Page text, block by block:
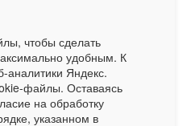
доступна на сайте
для рекламодателей по запросу
чтобы сделать
удобным. К
аналитики Яндекс.
файлы. Оставаясь
на обработку
указанном в